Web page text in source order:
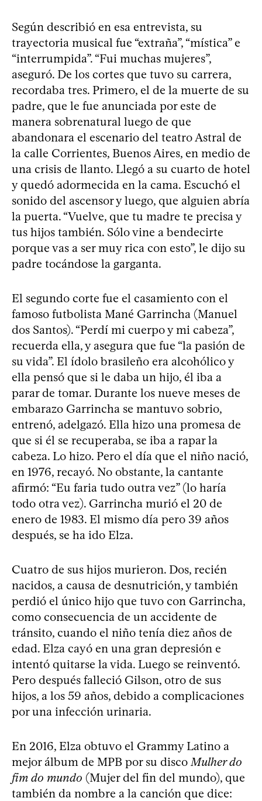
Según describió en esa entrevista, su
trayectoria musical fue “extraña”, “mística” e
“interrumpida”. “Fui muchas mujeres”,
aseguró. De los cortes que tuvo su carrera,
recordaba tres. Primero, el de la muerte de su
padre, que le fue anunciada por este de
manera sobrenatural luego de que
abandonara el escenario del teatro Astral de
la calle Corrientes, Buenos Aires, en medio de
una crisis de llanto. Llegó a su cuarto de hotel
y quedó adormecida en la cama. Escuchó el
sonido del ascensor y luego, que alguien abría
la puerta. “Vuelve, que tu madre te precisa y
tus hijos también. Sólo vine a bendecirte
porque vas a ser muy rica con esto”, le dijo su
padre tocándose la garganta.
El segundo corte fue el casamiento con el
famoso futbolista Mané Garrincha (Manuel
dos Santos). “Perdí mi cuerpo y mi cabeza”,
recuerda ella, y asegura que fue “la pasión de
su vida”. El ídolo brasileño era alcohólico y
ella pensó que si le daba un hijo, él iba a
parar de tomar. Durante los nueve meses de
embarazo Garrincha se mantuvo sobrio,
entrenó, adelgazó. Ella hizo una promesa de
que si él se recuperaba, se iba a rapar la
cabeza. Lo hizo. Pero el día que el niño nació,
en 1976, recayó. No obstante, la cantante
afirmó: “Eu faria tudo outra vez” (lo haría
todo otra vez). Garrincha murió el 20 de
enero de 1983. El mismo día pero 39 años
después, se ha ido Elza.
Cuatro de sus hijos murieron. Dos, recién
nacidos, a causa de desnutrición, y también
perdió el único hijo que tuvo con Garrincha,
como consecuencia de un accidente de
tránsito, cuando el niño tenía diez años de
edad. Elza cayó en una gran depresión e
intentó quitarse la vida. Luego se reinventó.
Pero después falleció Gilson, otro de sus
hijos, a los 59 años, debido a complicaciones
por una infección urinaria.
En 2016, Elza obtuvo el Grammy Latino a
mejor álbum de MPB por su disco Mulher do
fim do mundo (Mujer del fin del mundo), que
también da nombre a la canción que dice: